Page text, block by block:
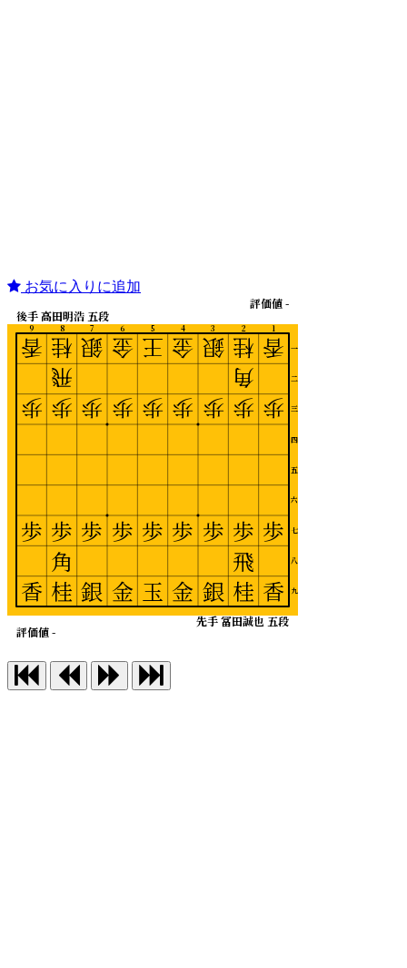
お気に入りに追加
1
2
3
4
5
6
7
8
9
一
二
三
四
五
六
七
八
九
先手 冨田誠也 五段
後手 高田明浩 五段
評価値 -
評価値 -
香
歩
歩
香
桂
角
歩
歩
飛
桂
銀
歩
歩
銀
金
歩
歩
金
王
歩
歩
玉
金
歩
歩
金
銀
歩
歩
銀
桂
飛
歩
歩
角
桂
香
歩
歩
香